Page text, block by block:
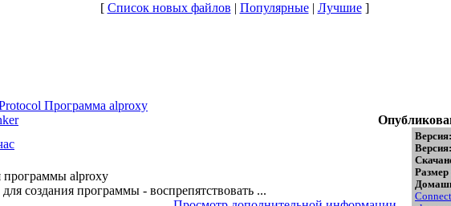
[ Список новых файлов | Популярные| Лучшие]
Программа alproxy
alproxy
создания программы - воспрепятствовать ...
Версия: